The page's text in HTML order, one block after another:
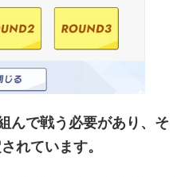
んで戦う必要があり、そ
れています。